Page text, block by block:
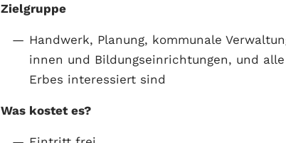
Zielgruppe
Handwerk, Planung, kommunale
innen und Bildungseinrichtungen, und
Erbes interessiert sind
Was kostet es?